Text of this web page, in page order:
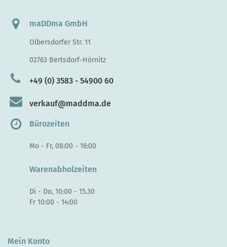
maDDma GmbH
Olbersdorfer Str. 11
02763 Bertsdorf-Hörnitz
+49 (0) 3583 - 54900 60
verkauf@maddma.de
Bürozeiten
Mo - Fr, 08:00 - 16:00
Warenabholzeiten
Di - Do, 10:00 - 15.30
Fr 10:00 - 14:00
Mein Konto